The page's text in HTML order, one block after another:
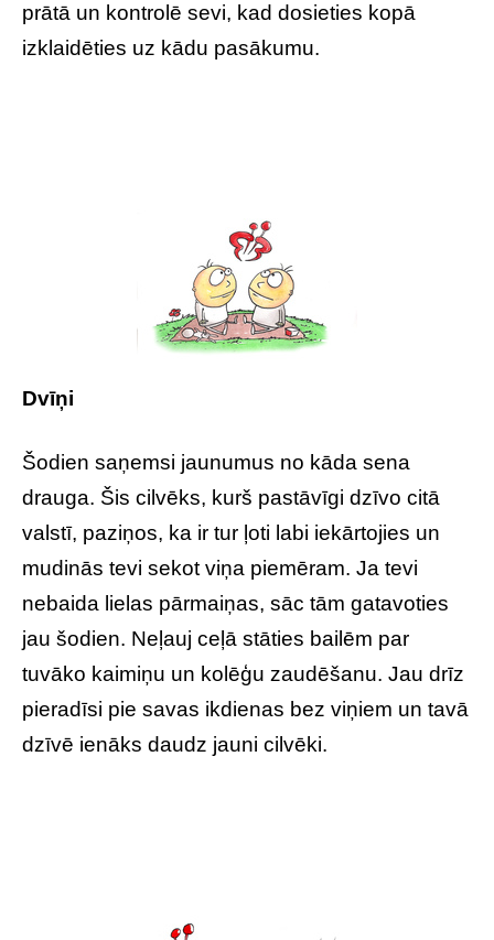
prātā un kontrolē sevi, kad dosieties kopā
izklaidēties uz kādu pasākumu.
Dvīņi
Šodien saņemsi jaunumus no kāda sena
drauga. Šis cilvēks, kurš pastāvīgi dzīvo citā
valstī, paziņos, ka ir tur ļoti labi iekārtojies un
mudinās tevi sekot viņa piemēram. Ja tevi
nebaida lielas pārmaiņas, sāc tām gatavoties
jau šodien. Neļauj ceļā stāties bailēm par
tuvāko kaimiņu un kolēģu zaudēšanu. Jau drīz
pieradīsi pie savas ikdienas bez viņiem un tavā
dzīvē ienāks daudz jauni cilvēki.